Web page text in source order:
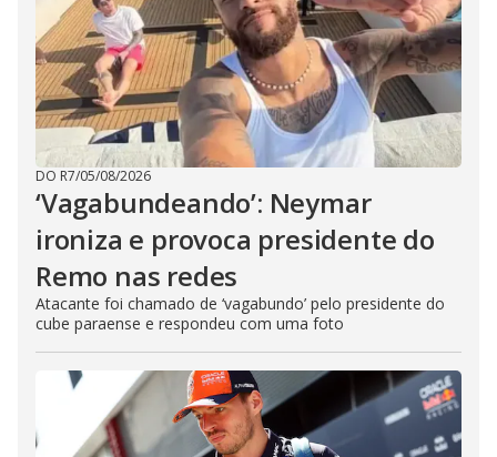
DO R7/05/08/2026
‘Vagabundeando’: Neymar
ironiza e provoca presidente do
Remo nas redes
Atacante foi chamado de ‘vagabundo’ pelo presidente do
cube paraense e respondeu com uma foto